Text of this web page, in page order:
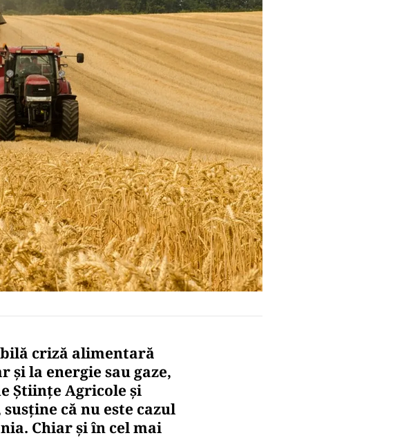
criză alimentară
la energie sau gaze,
Ştiinţe Agricole şi
susține că nu este cazul
Chiar și în cel mai